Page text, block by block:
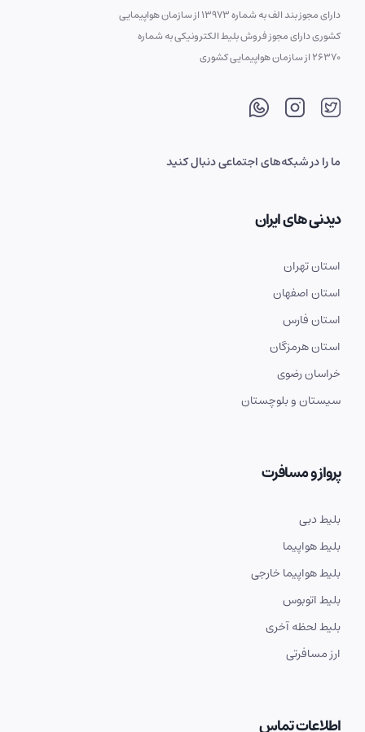
دارای مجوز بند الف به شماره 13973 از سازمان هواپیمایی
کشوری دارای مجوز فروش بلیط الکترونیکی به شماره
26370 از سازمان هواپیمایی کشوری
ما را در شبکه‌های اجتماعی دنبال کنید
دیدنی های ایران
استان تهران
استان اصفهان
استان فارس
استان هرمزگان
خراسان رضوی
سیستان و بلوچستان
پرواز و مسافرت
بلیط دبی
بلیط هواپیما
بلیط هواپیما خارجی
بلیط اتوبوس
بلیط لحظه آخری
ارز مسافرتی
اطلاعات تماس